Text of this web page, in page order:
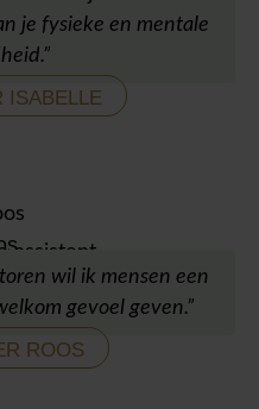
je fysieke en mentale
ISABELLE
assistent
wil ik mensen een
gevoel geven.”
ROOS